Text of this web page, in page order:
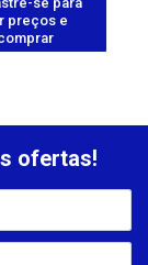
preços e
ofertas!